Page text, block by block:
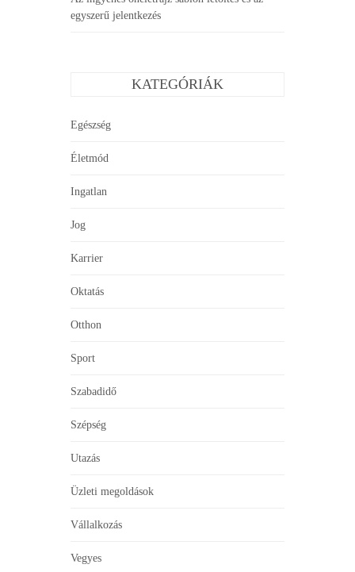
egyszerű jelentkezés
KATEGÓRIÁK
Egészség
Életmód
Ingatlan
Jog
Karrier
Oktatás
Otthon
Sport
Szabadidő
Szépség
Utazás
Üzleti megoldások
Vállalkozás
Vegyes